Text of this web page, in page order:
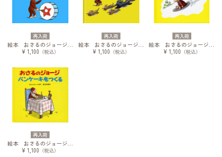
再入荷
絵本 おさるのジョージ パレードにでる
¥ 1,100 （税込）
再入荷
絵本 おさるのジョージ こいぬをかう
¥ 1,100 （税込）
再入荷
絵本 おさるのジョージ スキーをする
¥ 1,100 （税込）
再入荷
絵本 おさるのジョージ パンケーキをつくる
¥ 1,100 （税込）